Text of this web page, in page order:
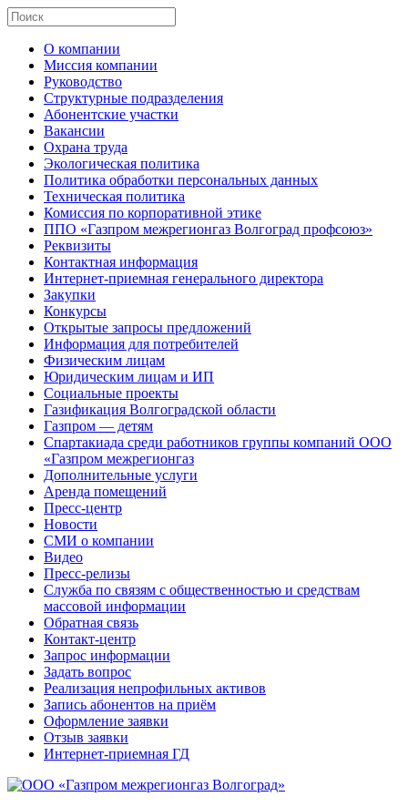
О компании
Миссия компании
Руководство
Структурные подразделения
Абонентские участки
Вакансии
Охрана труда
Экологическая политика
Политика обработки персональных данных
Техническая политика
Комиссия по корпоративной этике
ППО «Газпром межрегионгаз Волгоград профсоюз»
Реквизиты
Контактная информация
Интернет-приемная генерального директора
Закупки
Конкурсы
Открытые запросы предложений
Информация для потребителей
Физическим лицам
Юридическим лицам и ИП
Социальные проекты
Газификация Волгоградской области
Газпром — детям
Спартакиада среди работников группы компаний ООО
«Газпром межрегионгаз
Дополнительные услуги
Аренда помещений
Пресс-центр
Новости
СМИ о компании
Видео
Пресс-релизы
Служба по связям с общественностью и средствам
массовой информации
Обратная связь
Контакт-центр
Запрос информации
Задать вопрос
Реализация непрофильных активов
Запись абонентов на приём
Оформление заявки
Отзыв заявки
Интернет-приемная ГД